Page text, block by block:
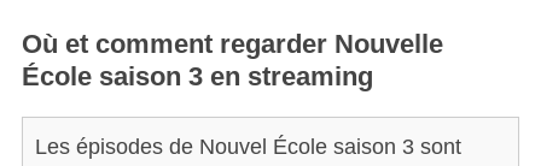
Où et comment regarder Nouvelle
École saison 3 en streaming
Les épisodes de Nouvel École saison 3 sont